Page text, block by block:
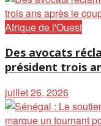
Afrique de l'Ouest
Des avocats
président trois
juillet 26, 2026